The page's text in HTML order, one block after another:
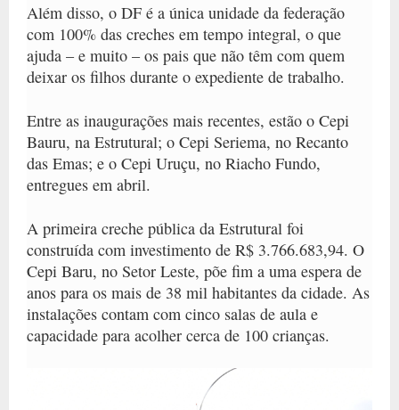
Além disso, o DF é a única unidade da federação
com 100% das creches em tempo integral, o que
ajuda – e muito – os pais que não têm com quem
deixar os filhos durante o expediente de trabalho.
Entre as inaugurações mais recentes, estão o Cepi
Bauru, na Estrutural; o Cepi Seriema, no Recanto
das Emas; e o Cepi Uruçu, no Riacho Fundo,
entregues em abril.
A primeira creche pública da Estrutural foi
construída com investimento de R$ 3.766.683,94. O
Cepi Baru, no Setor Leste, põe fim a uma espera de
anos para os mais de 38 mil habitantes da cidade. As
instalações contam com cinco salas de aula e
capacidade para acolher cerca de 100 crianças.